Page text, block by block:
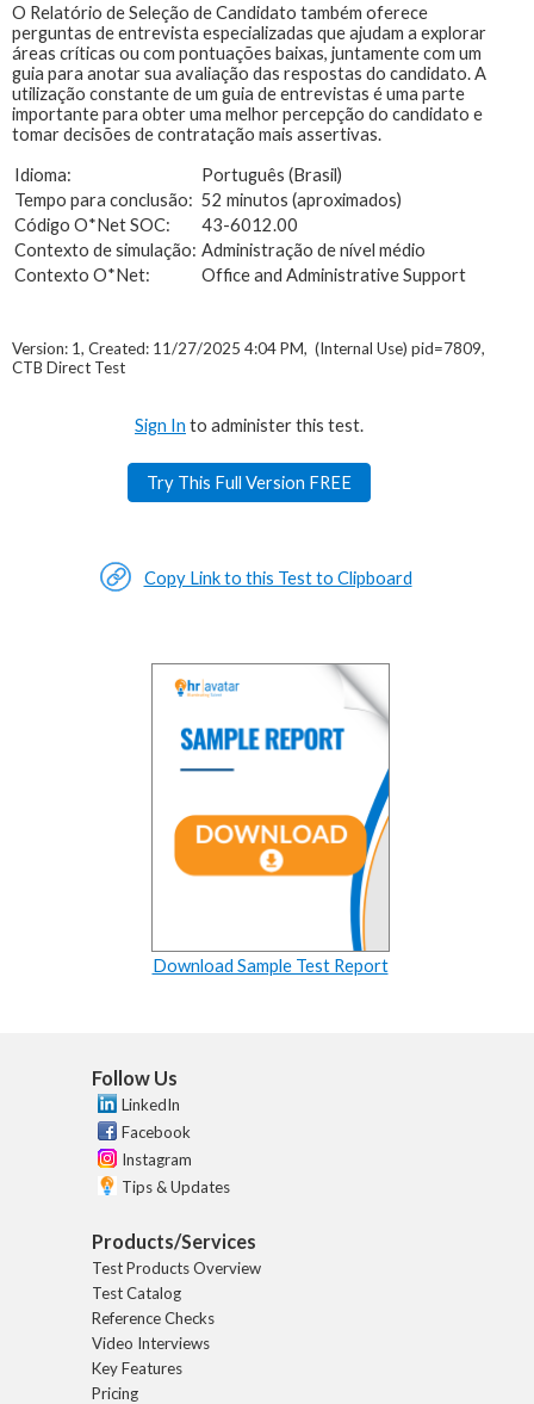
O Relatório de Seleção de Candidato também oferece
perguntas de entrevista especializadas que ajudam a explorar
áreas críticas ou com pontuações baixas, juntamente com um
guia para anotar sua avaliação das respostas do candidato. A
utilização constante de um guia de entrevistas é uma parte
importante para obter uma melhor percepção do candidato e
tomar decisões de contratação mais assertivas.
Idioma:
Português (Brasil)
Tempo para conclusão: 52 minutos (aproximados)
Código O*Net SOC:
43-6012.00
Contexto de simulação: Administração de nível médio
Contexto O*Net:
Office and Administrative Support
Version: 1, Created: 11/27/2025 4:04 PM, (Internal Use) pid=7809,
CTB Direct Test
Sign In to administer this test.
Try This Full Version FREE
Copy Link to this Test to Clipboard
Download Sample Test Report
Follow Us
LinkedIn
Facebook
Instagram
Tips & Updates
Products/Services
Test Products Overview
Test Catalog
Reference Checks
Video Interviews
Key Features
Pricing